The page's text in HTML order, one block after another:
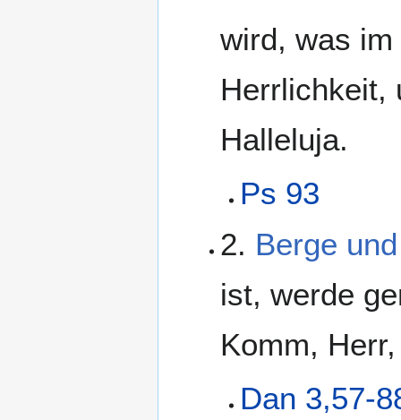
wird, was
Herrlichkeit,
Halleluja.
Ps 93
2. Berge
ist, werde
Komm,
Dan 3,57-